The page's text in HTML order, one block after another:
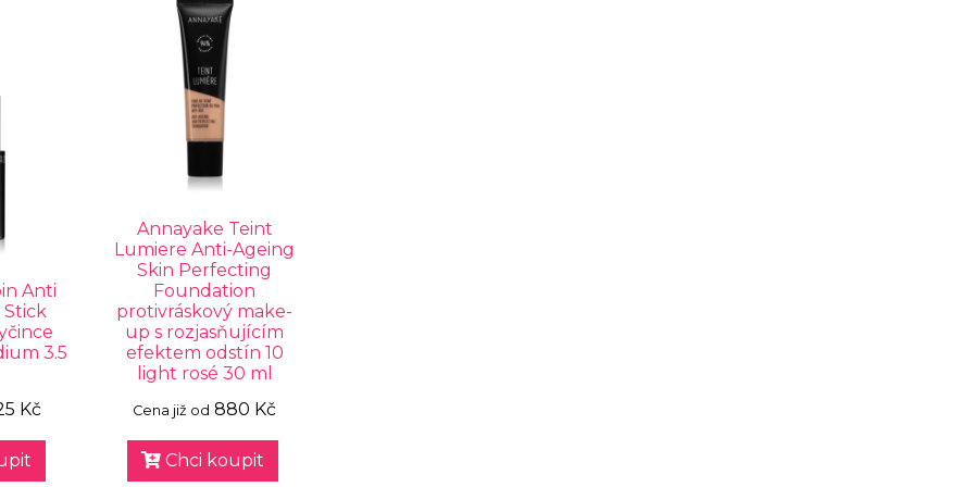
Anti
3.5
Kč
Annayake Teint
Lumiere Anti-Ageing
Skin Perfecting
Foundation
protivráskový make-
up s rozjasňujícím
efektem odstín 10
light rosé 30 ml
Cena již od 880 Kč
Chci koupit